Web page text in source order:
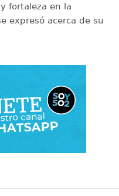
fortaleza en la
expresó acerca de su